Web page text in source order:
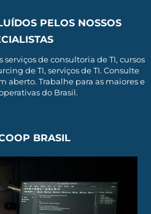
PELOS NOSSOS
serviços de consultoria de TI, cursos
de TI, serviços de TI. Consulte
aberto. Trabalhe para as maiores e
do Brasil.
BRASIL